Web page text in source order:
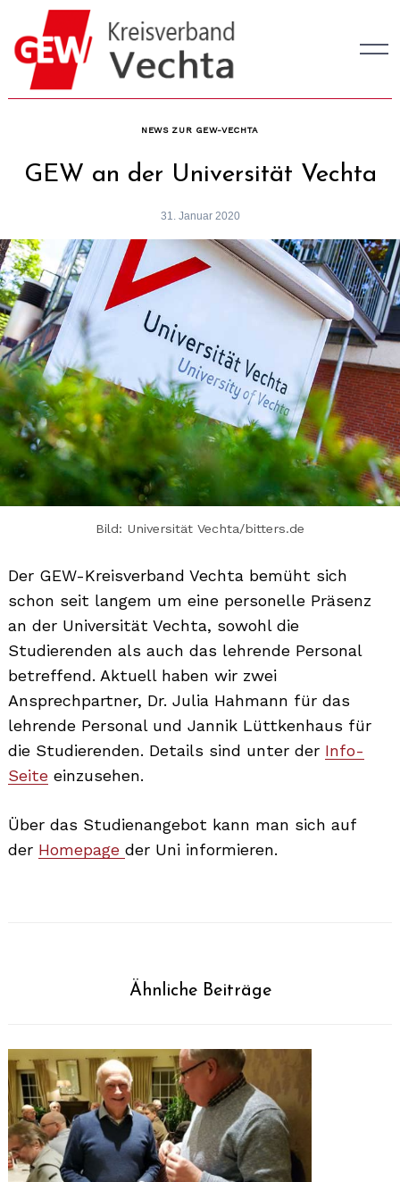
content
NEWS ZUR GEW-VECHTA
GEW an der Universität Vechta
31. Januar 2020
Bild: Universität Vechta/bitters.de
Der GEW-Kreisverband Vechta bemüht sich
schon seit langem um eine personelle Präsenz
an der Universität Vechta, sowohl die
Studierenden als auch das lehrende Personal
betreffend. Aktuell haben wir zwei
Ansprechpartner, Dr. Julia Hahmann für das
lehrende Personal und Jannik Lüttkenhaus für
die Studierenden. Details sind unter der Info-
Seite einzusehen.
Über das Studienangebot kann man sich auf
der Homepage der Uni informieren.
Ähnliche Beiträge
Search
for: